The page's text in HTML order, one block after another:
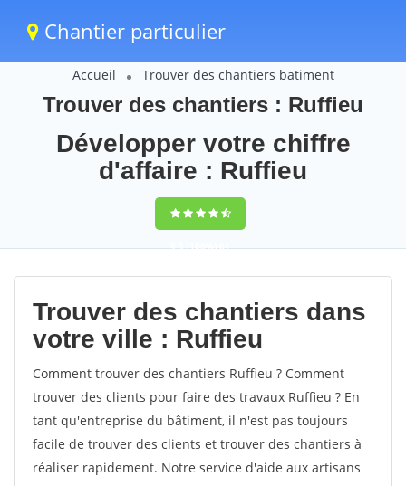
Chantier particulier
Accueil Trouver des chantiers batiment
Trouver des chantiers : Ruffieu
Développer votre chiffre
d'affaire : Ruffieu
9,5(100%)61
votes
Trouver des chantiers dans
votre ville : Ruffieu
Comment trouver des chantiers Ruffieu ? Comment
trouver des clients pour faire des travaux Ruffieu ? En
tant qu'entreprise du bâtiment, il n'est pas toujours
facile de trouver des clients et trouver des chantiers à
réaliser rapidement. Notre service d'aide aux artisans